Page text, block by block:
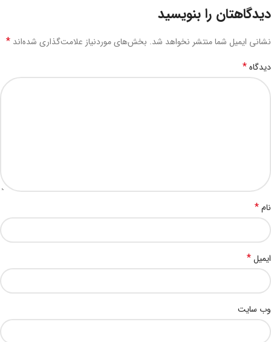
دیدگاهتان را بنویسید
نشانی ایمیل شما منتشر نخواهد شد. بخش‌های موردنیاز علامت‌گذاری شده‌اند *
دیدگاه*
نام*
ایمیل*
وب‌ سایت